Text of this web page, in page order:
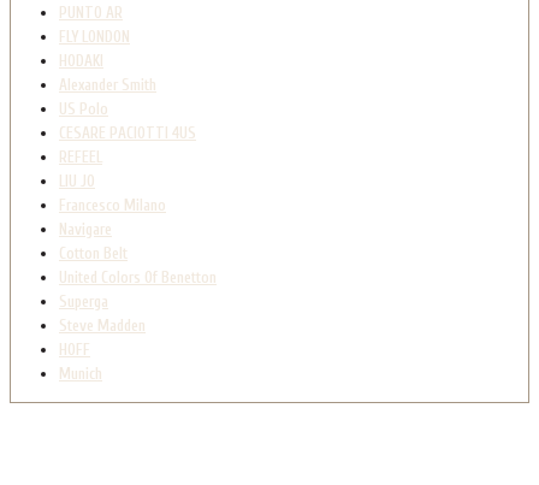
PUNTO AR
FLY LONDON
HODAKI
Alexander Smith
US Polo
CESARE PACIOTTI 4US
REFEEL
LIU JO
Francesco Milano
Navigare
Cotton Belt
United Colors Of Benetton
Superga
Steve Madden
HOFF
Munich